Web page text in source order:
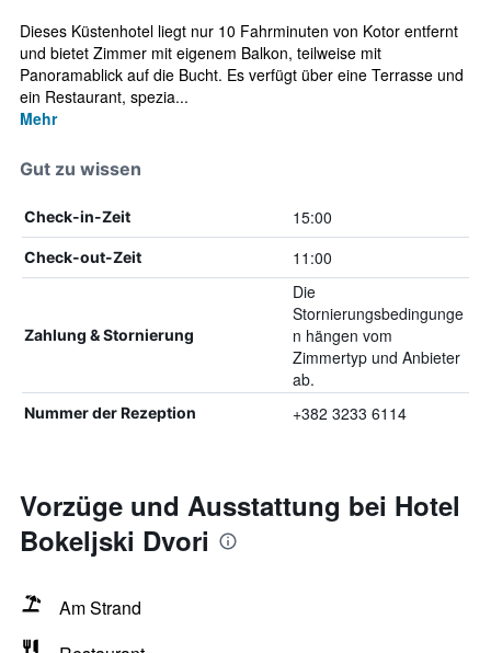
Dieses Küstenhotel liegt nur 10 Fahrminuten von Kotor entfernt
und bietet Zimmer mit eigenem Balkon, teilweise mit
Panoramablick auf die Bucht. Es verfügt über eine Terrasse und
ein Restaurant, spezia...
Mehr
Gut zu wissen
Check-in-Zeit 15:00
Check-out-Zeit 11:00
Zahlung & Stornierung
Die
Stornierungsbedingunge
n hängen vom
Zimmertyp und Anbieter
ab.
Nummer der Rezeption +382 3233 6114
Vorzüge und Ausstattung bei Hotel
Bokeljski Dvori
Am Strand